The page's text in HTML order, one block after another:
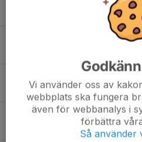
Vinnare andelslotteriet -
8 jun, 09:44
Supporterspelaren
30 maj, 19:46
Vi använder oss av
webbplats ska fungera
även för webbanalys i
förbättra
Så använder